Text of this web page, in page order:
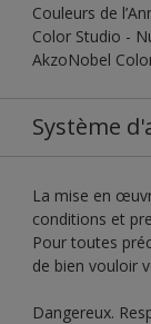
Couleurs de
Color Studio -
AkzoNobel
Système
La mise en
conditions et
Pour toutes
de bien vouloir
Dangereux.